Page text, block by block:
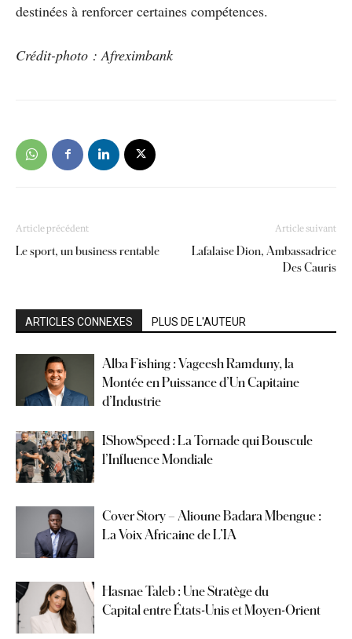
destinées à renforcer certaines compétences.
Crédit-photo : Afreximbank
Article précédent
Le sport, un business rentable
Article suivant
Lafalaise Dion, Ambassadrice
Des Cauris
ARTICLES CONNEXES PLUS DE L'AUTEUR
Alba Fishing : Vageesh Ramduny, la
Montée en Puissance d’Un Capitaine
d’Industrie
IShowSpeed : La Tornade qui Bouscule
l’Influence Mondiale
Cover Story – Alioune Badara Mbengue :
La Voix Africaine de L’IA
Hasnae Taleb : Une Stratège du
Capital entre États-Unis et Moyen-Orient